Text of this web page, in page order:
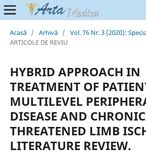
Acasă / Arhivă / Vol. 76 Nr. 3 (2020):
ARTICOLE DE REVIU
HYBRID APPROACH IN
TREATMENT OF
MULTILEVEL
DISEASE AND
THREATENED LIMB
LITERATURE REVIEW.